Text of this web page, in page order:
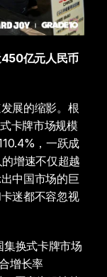
亿元人民币
展的缩影。根
卡牌市场规模
，一跃成
增速不仅超越
中国市场的巨
迷都不容忽视
换式卡牌市场
增长率